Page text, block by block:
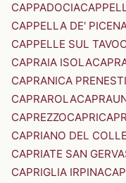
CAPPADOCIA
CAPPELLA DE'
CAPPELLE SUL TAVO
CAPRAIA ISOLA
CAPRANICA
CAPRAROLA
CAPREZZOCAPRI
CAPRIANO DEL COLLE
CAPRIATE SAN
CAPRIGLIA IRPINA